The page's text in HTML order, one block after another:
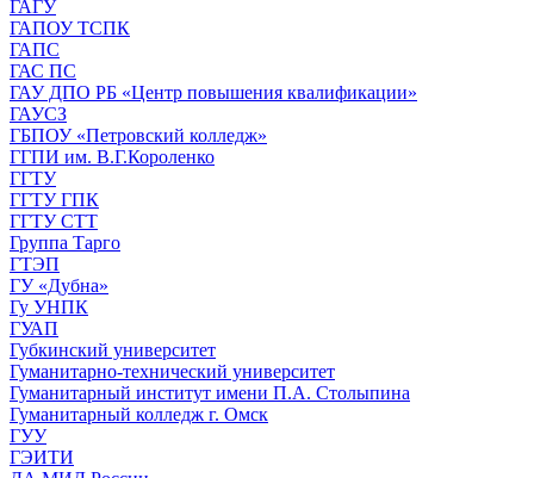
ГАГУ
ГАПОУ ТСПК
ГАПС
ГАС ПС
ГАУ ДПО РБ «Центр повышения квалификации»
ГАУСЗ
ГБПОУ «Петровский колледж»
ГГПИ им. В.Г.Короленко
ГГТУ
ГГТУ ГПК
ГГТУ СТТ
Группа Тарго
ГТЭП
ГУ «Дубна»
Гу УНПК
ГУАП
Губкинский университет
Гуманитарно-технический университет
Гуманитарный институт имени П.А. Столыпина
Гуманитарный колледж г. Омск
ГУУ
ГЭИТИ